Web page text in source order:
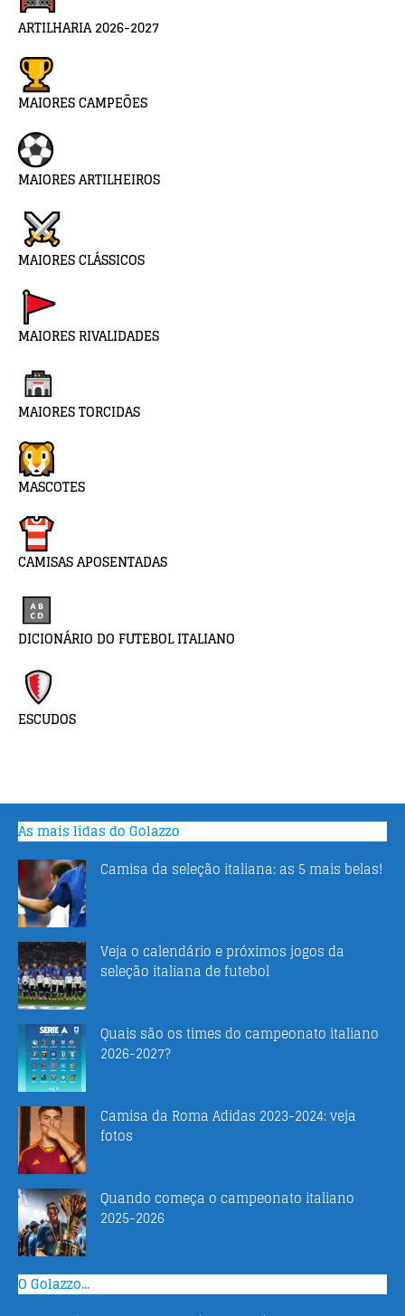
ARTILHARIA 2026-2027
MAIORES CAMPEÕES
MAIORES ARTILHEIROS
MAIORES CLÁSSICOS
MAIORES RIVALIDADES
MAIORES TORCIDAS
MASCOTES
CAMISAS APOSENTADAS
DICIONÁRIO DO FUTEBOL ITALIANO
ESCUDOS
As mais lidas do Golazzo
Camisa da seleção italiana: as 5 mais belas!
Veja o calendário e próximos jogos da
seleção italiana de futebol
Quais são os times do campeonato italiano
2026-2027?
Camisa da Roma Adidas 2023-2024: veja
fotos
Quando começa o campeonato italiano
2025-2026
O Golazzo...